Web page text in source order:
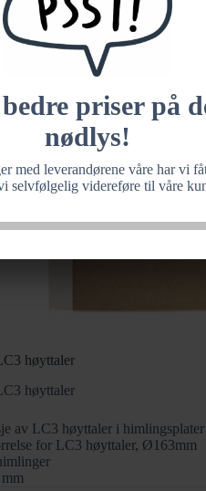
priser på
nødlys!
med leverandørene våre har vi
selvfølgelig videreføre til våre
høyttaler
høyttaler
av LC3 høyttaler i himlingsplater
for LC3 høyttaler, Ø163mm